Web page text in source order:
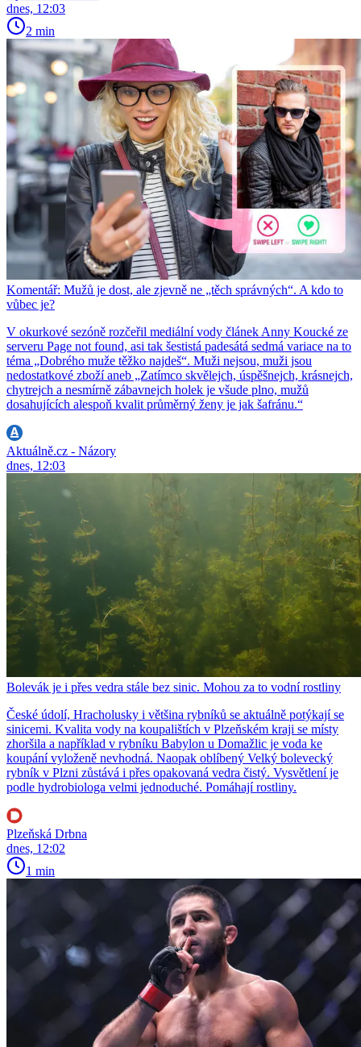
dnes, 12:03
2 min
Komentář: Mužů je dost, ale zjevně ne „těch správných“. A kdo to
vůbec je?
V okurkové sezóně rozčeřil mediální vody článek Anny Koucké ze
serveru Page not found, asi tak šestistá padesátá sedmá variace na to
téma „Dobrého muže těžko najdeš“. Muži nejsou, muži jsou
nedostatkové zboží aneb „Zatímco skvělejch, úspěšnejch, krásnejch,
chytrejch a nesmírně zábavnejch holek je všude plno, mužů
dosahujících alespoň kvalit průměrný ženy je jak šafránu.“
Aktuálně.cz - Názory
dnes, 12:03
Bolevák je i přes vedra stále bez sinic. Mohou za to vodní rostliny
České údolí, Hracholusky i většina rybníků se aktuálně potýkají se
sinicemi. Kvalita vody na koupalištích v Plzeňském kraji se místy
zhoršila a například v rybníku Babylon u Domažlic je voda ke
koupání vyloženě nevhodná. Naopak oblíbený Velký bolevecký
rybník v Plzni zůstává i přes opakovaná vedra čistý. Vysvětlení je
podle hydrobiologa velmi jednoduché. Pomáhají rostliny.
Plzeňská Drbna
dnes, 12:02
1 min